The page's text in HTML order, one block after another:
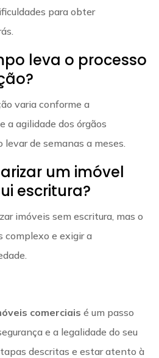
para obter
leva o processo
varia conforme a
a agilidade dos órgãos
de semanas a meses.
um imóvel
escritura?
imóveis sem escritura, mas o
complexo e exigir a
comerciais é um passo
e a legalidade do seu
descritas e estar atento à